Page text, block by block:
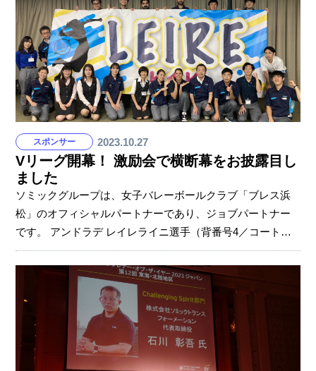
スポンサー 2023.10.27
Vリーグ開幕！ 激励会で横断幕をお披露目し
ました
ソミックグループは、女子バレーボールクラブ「ブレス浜
松」のオフィシャルパートナーであり、ジョブパートナー
です。 アンドラデ レイレライニ選手（背番号4／コートネ
ーム：レイレ）は、（株）ソミックマネージメントホール
ディングスに所属しています。 開幕を控え、部署のメンバ
ーが集い激励会を行いました。 入社してはじめてとなっ
た、バレーボールと仕事を両立する日々。 「コンディショ
ンの調整など大変な面もあるなかで、現状を前向きに捉え
て、チームのために一生懸命頑張っているレイレさんの姿
を私は見てきました」 石川彰吾副社長から贈られた激励で